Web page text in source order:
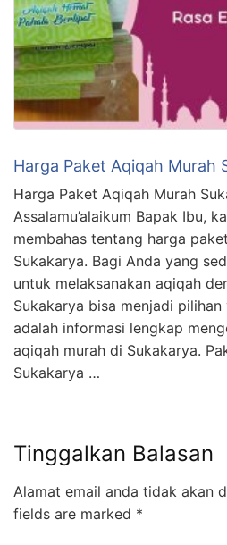
Harga Paket Aqiqah Murah
Harga Paket Aqiqah Murah
Assalamu’alaikum Bapak Ibu,
membahas tentang harga
Sukakarya. Bagi Anda yang
untuk melaksanakan aqiqah
Sukakarya bisa menjadi
adalah informasi lengkap
aqiqah murah di Sukakarya.
Sukakarya …
Tinggalkan Balasan
Alamat email anda tidak akan
fields are marked *